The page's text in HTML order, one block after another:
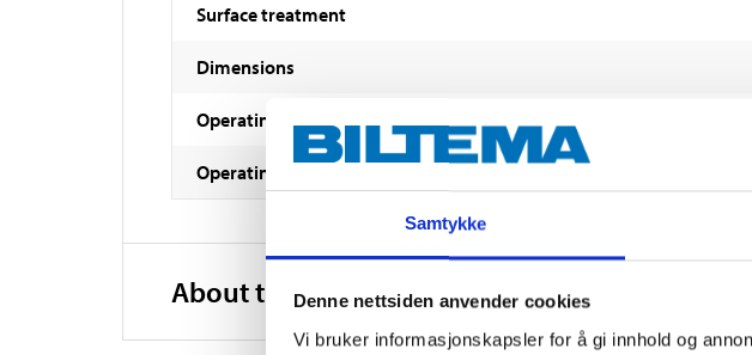
Samtykke
Denne nettsiden anvender cookies
Vi bruker informasjonskapsler for å gi innhold og
Surface treatment
Dimensions
Operating temperature
Operating pressure
About the manufacturer